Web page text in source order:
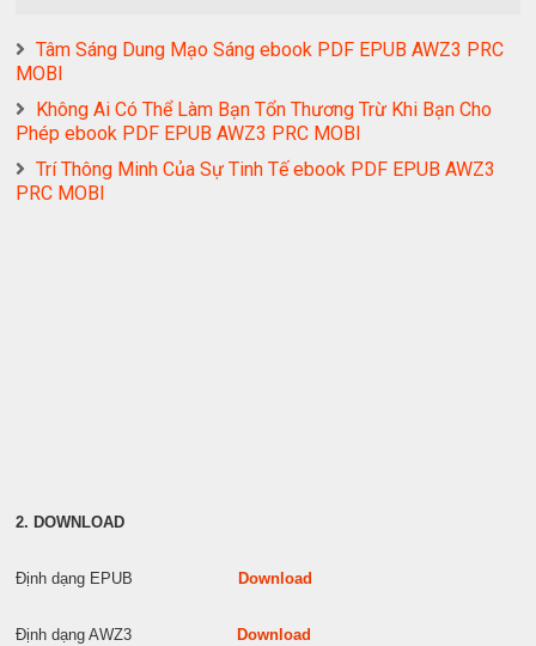
Tâm Sáng Dung Mạo Sáng ebook PDF EPUB AWZ3 PRC
MOBI
Không Ai Có Thể Làm Bạn Tổn Thương Trừ Khi Bạn Cho
Phép ebook PDF EPUB AWZ3 PRC MOBI
Trí Thông Minh Của Sự Tinh Tế ebook PDF EPUB AWZ3
PRC MOBI
2. DOWNLOAD
Định dạng EPUB Download
Định dạng AWZ3 Download